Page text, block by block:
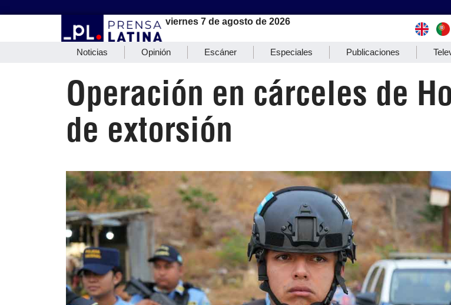
viernes 7 de agosto de 2026
Noticias Opinión Escáner Especiales Publicaciones
Operación en cárceles de
de extorsión